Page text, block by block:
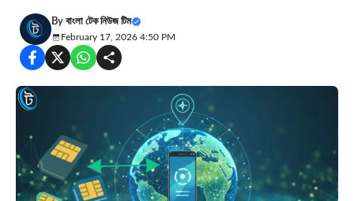
By বাংলা টেক নিউজ টিম
February 17, 2026 4:50 PM